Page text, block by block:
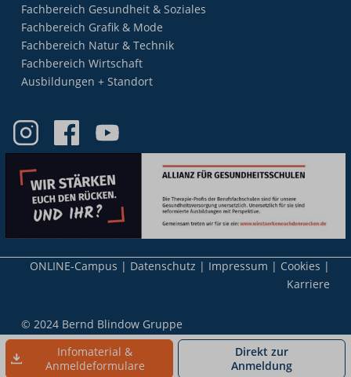
Infomaterial &
Anmeldeformulare
Direkt zur
Anmeldung
Fachbereich Gesundheit & Soziales
Fachbereich Grafik & Mode
Fachbereich Natur & Technik
Fachbereich Wirtschaft
Ausbildungen + Standort
Meta-
ONLINE-Campus Datenschutz Impressum
Cookies
Karriere
© 2024 Bernd Blindow Gruppe